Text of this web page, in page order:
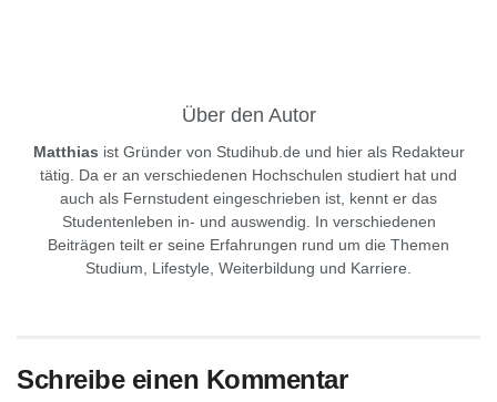
Über den Autor
Matthias ist Gründer von Studihub.de und hier als Redakteur
tätig. Da er an verschiedenen Hochschulen studiert hat und
auch als Fernstudent eingeschrieben ist, kennt er das
Studentenleben in- und auswendig. In verschiedenen
Beiträgen teilt er seine Erfahrungen rund um die Themen
Studium, Lifestyle, Weiterbildung und Karriere.
Schreibe einen Kommentar